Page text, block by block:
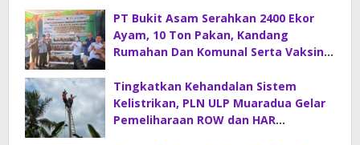
PT Bukit Asam Serahkan 2400 Ekor
Ayam, 10 Ton Pakan, Kandang
Rumahan Dan Komunal Serta Vaksin
Tingkatkan Kehandalan Sistem
Kelistrikan, PLN ULP Muaradua Gelar
Pemeliharaan ROW dan HAR